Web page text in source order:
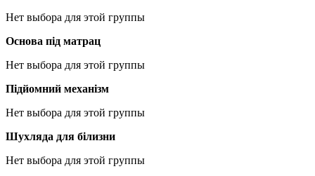
Нет выбора для этой группы
Основа під матрац
Нет выбора для этой группы
Підйомний механізм
Нет выбора для этой группы
Шухляда для білизни
Нет выбора для этой группы